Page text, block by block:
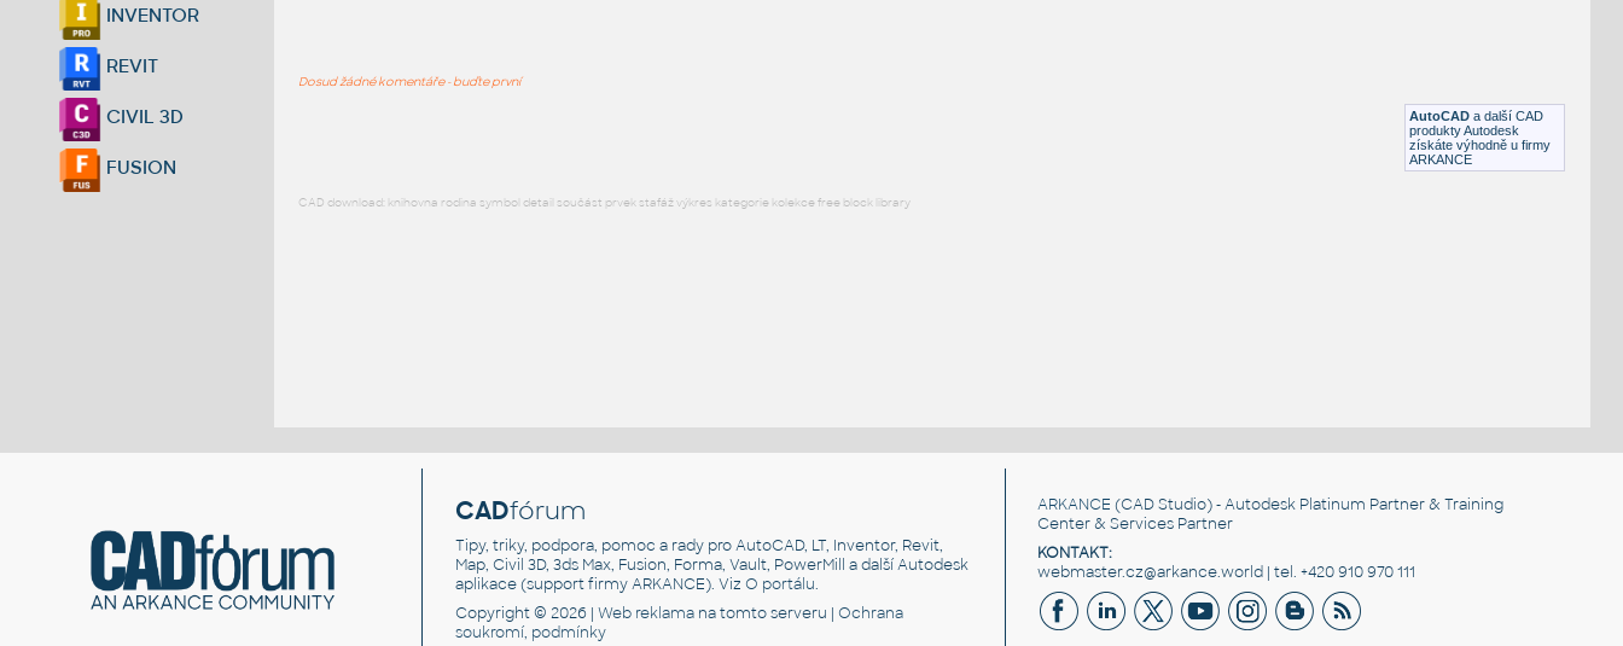
INVENTOR
REVIT
CIVIL 3D
FUSION
AutoCAD a další CAD
produkty Autodesk
získáte výhodně u firmy
ARKANCE
Dosud žádné komentáře - buďte první
CAD download: knihovna rodina symbol detail součást prvek stafáž výkres kategorie kolekce free block library
CADfórum
Tipy, triky, podpora, pomoc a rady pro AutoCAD, LT, Inventor, Revit,
Map, Civil 3D, 3ds Max, Fusion, Forma, Vault, PowerMill a další Autodesk
aplikace (support firmy ARKANCE). VizO portálu.
Copyright © 2026 |Web reklama na tomto serveru |Ochrana
soukromí, podmínky
ARKANCE (CAD Studio) - Autodesk Platinum Partner & Training
Center & Services Partner
KONTAKT:
webmaster.cz@arkance.world | tel. +420 910 970 111